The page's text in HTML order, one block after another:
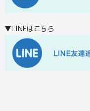
▼LINEはこちら